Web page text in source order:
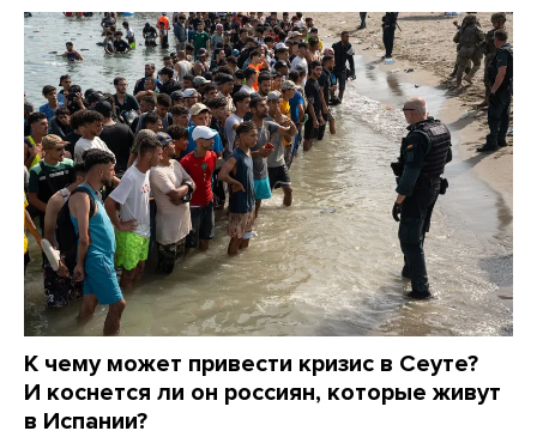
К чему может привести кризис в Сеуте?
И коснется ли он россиян, которые живут
в Испании?